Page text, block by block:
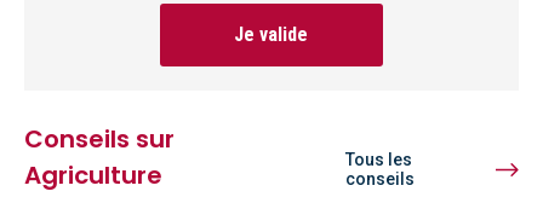
Je valide
Conseils sur
Agriculture
Tous les
conseils